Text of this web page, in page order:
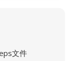
文件